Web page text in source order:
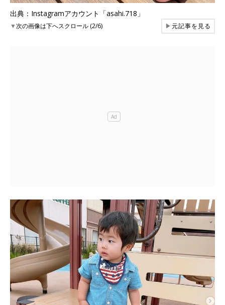
出典：Instagramアカウント「asahi.718」
▼次の画像は下へスクロール (2/6) ▶元記事を見る